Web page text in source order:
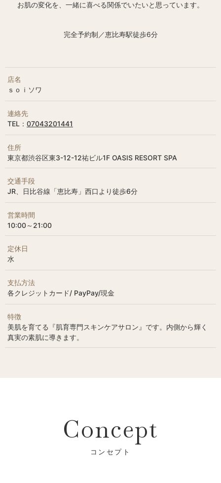
お肌の変化を、一緒に喜べる関係でいたいと思っています。
完全予約制／恵比寿駅徒歩6分
店名
ｓｏｉソワ
連絡先
TEL： 07043201441
住所
東京都渋谷区東3-12-12祐ビル1F OASIS RESORT SPA
交通手段
JR、日比谷線「恵比寿」西口より徒歩6分
営業時間
10:00～21:00
定休日
水
支払方法
各クレジットカード/ PayPay/現金
特徴
美肌を育てる『肌育専門スキンケアサロン』です。内側から輝く
真実の素肌に導きます。
Concept